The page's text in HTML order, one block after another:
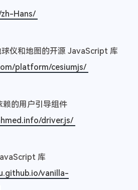
Hans/
仪和地图的开源 JavaScript 库
platform/cesiumjs/
赖的用户引导组件
driver.js/
库
vanilla-